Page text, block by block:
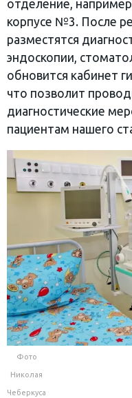
отделение,
корпусе №3. После
разместятся
эндоскопии,
обновится кабинет
что позволит
диагностические
пациентам нашего
Фото
Николая
Чеберкуса